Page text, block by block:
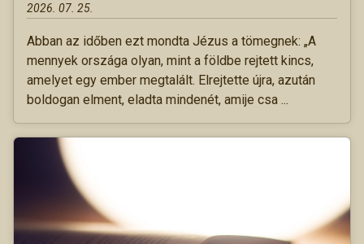
2026. 07. 25.
Abban az időben ezt mondta Jézus a tömegnek: „A
mennyek országa olyan, mint a földbe rejtett kincs,
amelyet egy ember megtalált. Elrejtette újra, azután
boldogan elment, eladta mindenét, amije csa ...